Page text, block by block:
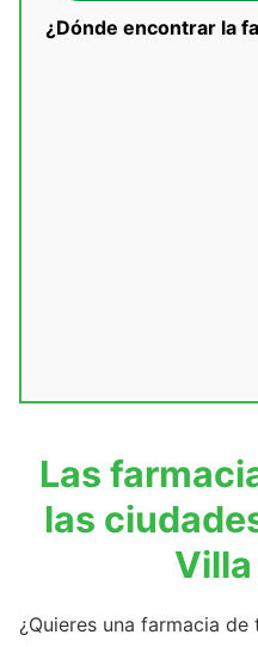
¿Dónde encontrar la
Las
las
¿Quieres una farmacia